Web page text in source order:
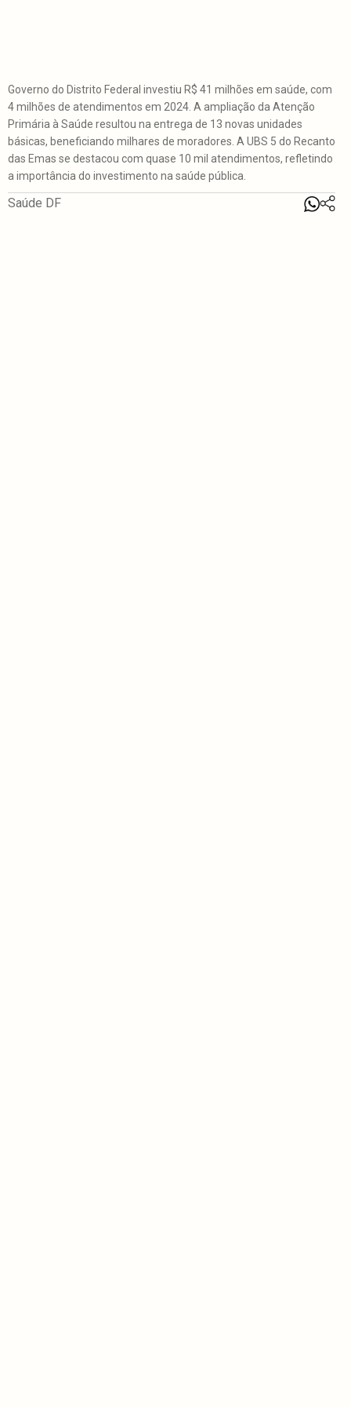
Governo do Distrito Federal investiu R$ 41 milhões em saúde, com
4 milhões de atendimentos em 2024. A ampliação da Atenção
Primária à Saúde resultou na entrega de 13 novas unidades
básicas, beneficiando milhares de moradores. A UBS 5 do Recanto
das Emas se destacou com quase 10 mil atendimentos, refletindo
a importância do investimento na saúde pública.
Saúde DF